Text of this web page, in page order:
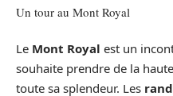
Un tour au Mont Royal
Le Mont Royal est un
souhaite prendre de la
toute sa splendeur. Les